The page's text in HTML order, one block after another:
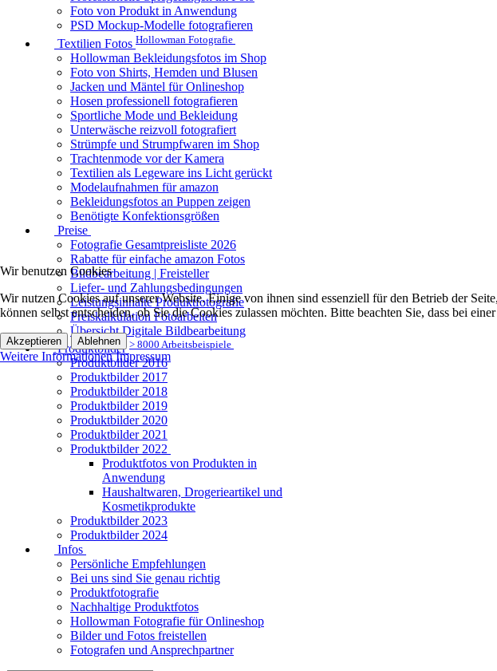
Foto von Produkt in Anwendung
PSD Mockup-Modelle fotografieren
Textilien Fotos Hollowman Fotografie
Hollowman Bekleidungsfotos im Shop
Foto von Shirts, Hemden und Blusen
Jacken und Mäntel für Onlineshop
Hosen professionell fotografieren
Sportliche Mode und Bekleidung
Unterwäsche reizvoll fotografiert
Strümpfe und Strumpfwaren im Shop
Trachtenmode vor der Kamera
Textilien als Legeware ins Licht gerückt
Modelaufnahmen für amazon
Bekleidungsfotos an Puppen zeigen
Benötigte Konfektionsgrößen
Preise
Fotografie Gesamtpreisliste 2026
Rabatte für einfache amazon Fotos
Bildbearbeitung | Freisteller
Liefer- und Zahlungsbedingungen
Leistungsinhalte Produktfotografie
Preiskalkulation Fotoarbeiten
Übersicht Digitale Bildbearbeitung
Produktbilder > 8000 Arbeitsbeispiele
Produktbilder 2016
Produktbilder 2017
Produktbilder 2018
Produktbilder 2019
Produktbilder 2020
Produktbilder 2021
Produktbilder 2022
Produktfotos von Produkten in
Anwendung
Haushaltwaren, Drogerieartikel und
Kosmetikprodukte
Produktbilder 2023
Produktbilder 2024
Infos
Persönliche Empfehlungen
Bei uns sind Sie genau richtig
Produktfotografie
Nachhaltige Produktfotos
Hollowman Fotografie für Onlineshop
Bilder und Fotos freistellen
Fotografen und Ansprechpartner
Wir benutzen Cookies
Wir nutzen Cookies auf unserer Website. Einige von ihnen sind essenziell für den Betrieb der
können selbst entscheiden, ob Sie die Cookies zulassen möchten. Bitte beachten Sie, dass bei
Akzeptieren Ablehnen
Weitere Informationen Impressum